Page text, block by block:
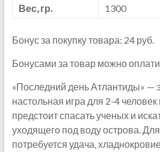
Вес, гр.
1300
Бонус за покупку товара: 24 руб.
Бонусами за товар можно
«Последний день Атлантиды» —
настольная игра для 2-4
предстоит спасать ученых и
уходящего под воду острова. Для
потребуется удача,